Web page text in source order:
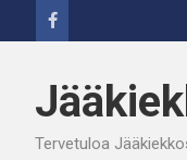
to
Tervetuloa